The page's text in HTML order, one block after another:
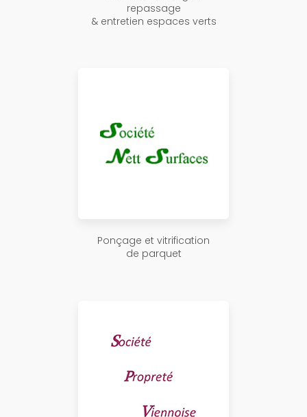
repassage
& entretien espaces verts
Ponçage et vitrification
de parquet